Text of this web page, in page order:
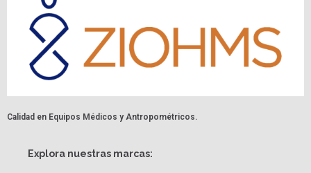
Calidad en Equipos Médicos y Antropométricos.
Explora nuestras marcas: